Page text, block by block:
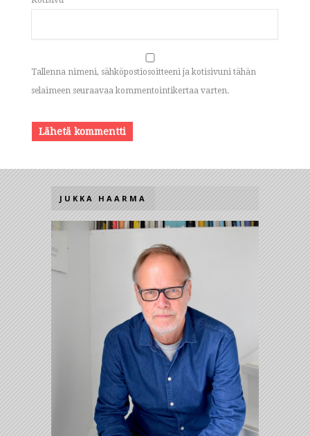
Tallenna nimeni, sähköpostiosoitteeni ja kotisivuni tähän
selaimeen seuraavaa kommentointikertaa varten.
JUKKA HAARMA